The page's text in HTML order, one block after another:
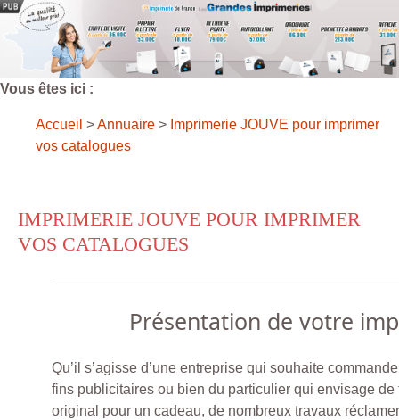
Vous êtes ici :
Accueil >Annuaire > Imprimerie JOUVE pour imprimer
vos catalogues
IMPRIMERIE JOUVE POUR IMPRIMER
VOS CATALOGUES
Présentation de votre
Qu’il s’agisse d’une entreprise qui souhaite
fins publicitaires ou bien du particulier qui envisage de
original pour un cadeau, de nombreux travaux